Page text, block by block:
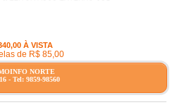
À VISTA
de R$ 85,00
NORTE
- Tel: 9859-98560